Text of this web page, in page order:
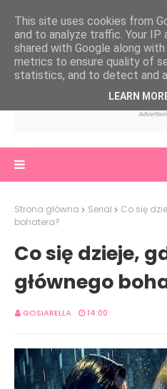
Strona główna Serial
Co się
bohatera?
Co się dzieje,
głównego
GOSIARELLA 14:00
This site uses cookies from
and to analyze traffic. Your IP
shared with Google along
metrics to ensure quality of
statistics, and to detect and
LEARN